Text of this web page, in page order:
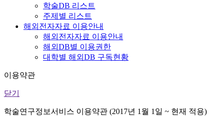
학술DB 리스트
주제별 리스트
해외전자자료 이용안내
해외전자자료 이용안내
해외DB별 이용권한
대학별 해외DB 구독현황
이용약관
닫기
학술연구정보서비스 이용약관 (2017년 1월 1일 ~ 현재 적용)